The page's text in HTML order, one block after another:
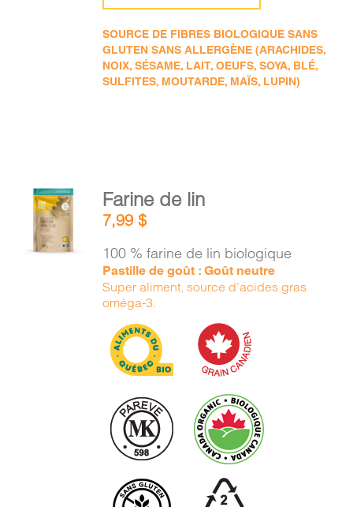
SOURCE DE FIBRES BIOLOGIQUE SANS
GLUTEN SANS ALLERGÈNE (ARACHIDES,
NOIX, SÉSAME, LAIT, OEUFS, SOYA, BLÉ,
SULFITES, MOUTARDE, MAÏS, LUPIN)
AJOUTER
AU
PANIER
/
Farine de lin
7,99$
100 % farine de lin biologique
Pastille de goût : Goût neutre
Super aliment, source d’acides gras
oméga-3.